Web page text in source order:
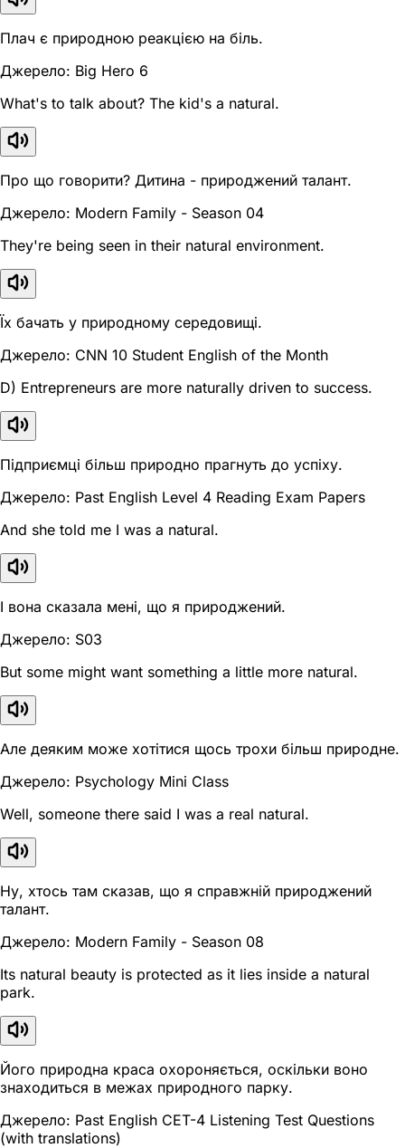
Плач є природною реакцією на біль.
Джерело: Big Hero 6
What's to talk about? The kid's a natural.
Про що говорити? Дитина - природжений талант.
Джерело: Modern Family - Season 04
They're being seen in their natural environment.
Їх бачать у природному середовищі.
Джерело: CNN 10 Student English of the Month
D) Entrepreneurs are more naturally driven to success.
Підприємці більш природно прагнуть до успіху.
Джерело: Past English Level 4 Reading Exam Papers
And she told me I was a natural.
І вона сказала мені, що я природжений.
Джерело: S03
But some might want something a little more natural.
Але деяким може хотітися щось трохи більш природне.
Джерело: Psychology Mini Class
Well, someone there said I was a real natural.
Ну, хтось там сказав, що я справжній природжений
талант.
Джерело: Modern Family - Season 08
Its natural beauty is protected as it lies inside a natural
park.
Його природна краса охороняється, оскільки воно
знаходиться в межах природного парку.
Джерело: Past English CET-4 Listening Test Questions
(with translations)